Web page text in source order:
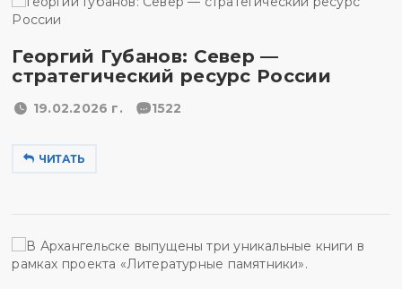
Георгий Губанов: Север —
стратегический ресурс России
19.02.2026 г. 1522
ЧИТАТЬ